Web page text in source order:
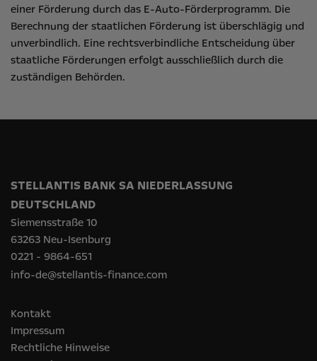
einer Förderung durch das E-Auto-Förderprogramm. Die
Berechnung der staatlichen Förderung ist überschlägig und
unverbindlich. Eine rechtsverbindliche Entscheidung über
staatliche Förderungen erfolgt ausschließlich durch die
zuständigen Behörden.
STELLANTIS BANK SA NIEDERLASSUNG
DEUTSCHLAND
Siemensstraße 10
63263 Neu-Isenburg
0221 - 9864-651
info-de@stellantis-finance.com
Kontakt
Impressum
Rechtliche Hinweise